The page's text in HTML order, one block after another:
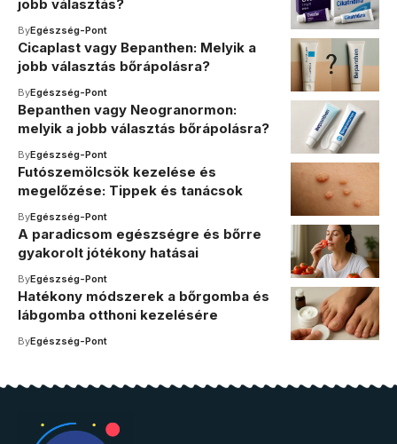
jobb választás?
ByEgészség-Pont
Cicaplast vagy Bepanthen: Melyik a
jobb választás bőrápolásra?
ByEgészség-Pont
Bepanthen vagy Neogranormon:
melyik a jobb választás bőrápolásra?
ByEgészség-Pont
Futószemölcsök kezelése és
megelőzése: Tippek és tanácsok
ByEgészség-Pont
A paradicsom egészségre és bőrre
gyakorolt jótékony hatásai
ByEgészség-Pont
Hatékony módszerek a bőrgomba és
lábgomba otthoni kezelésére
ByEgészség-Pont